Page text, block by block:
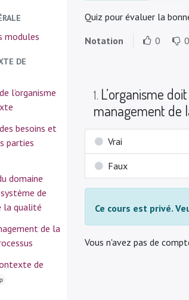
modules
DE
l’organisme
besoins et
parties
domaine
de
la qualité
de la
de
Quiz pour évaluer la
Notation
0 0
1. L’organisme
management de
Vrai
Faux
Ce cours est privé.
Vous n'avez pas de